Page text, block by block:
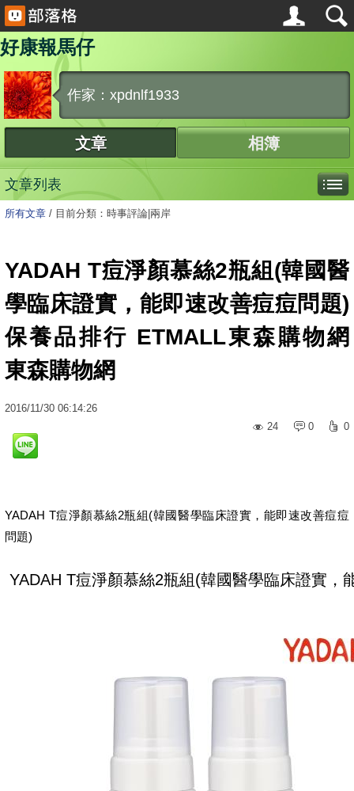
好康報馬仔
作家：xpdnlf1933
文章 相簿
文章列表
所有文章 / 目前分類：時事評論|兩岸
YADAH T痘淨顏慕絲2瓶組(韓國醫
學臨床證實，能即速改善痘痘問題)
保養品排行 ETMALL東森購物網
東森購物網
2016/11/30 06:14:26
24
0 0
YADAH T痘淨顏慕絲2瓶組(韓國醫學臨床證實，能即速改善痘痘
問題)